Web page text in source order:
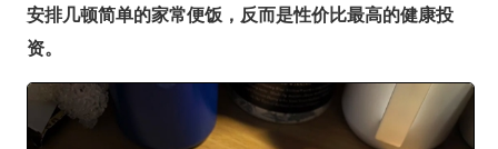
安排几顿简单的家常便饭，反而是性价比最高的健康投
资。